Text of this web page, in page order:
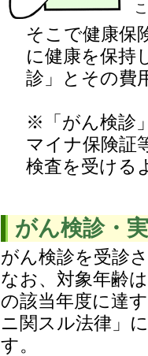
そこで健康保
に健康を保持
診」とその費
※「がん検診
マイナ保険証
検査を受ける
がん検診・
がん検診を受診
なお、対象年齢
の該当年度に達
ニ関スル法律」
す。